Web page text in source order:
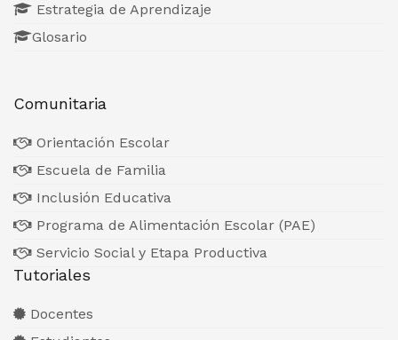
Estrategia de Aprendizaje
Glosario
Comunitaria
Orientación Escolar
Escuela de Familia
Inclusión Educativa
Programa de Alimentación Escolar (PAE)
Servicio Social y Etapa Productiva
Tutoriales
Docentes